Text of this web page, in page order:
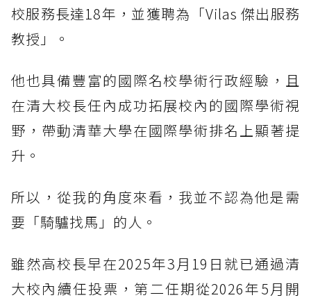
校服務長達18年，並獲聘為「Vilas 傑出服務
教授」。
他也具備豐富的國際名校學術行政經驗，且
在清大校長任內成功拓展校內的國際學術視
野，帶動清華大學在國際學術排名上顯著提
升。
所以，從我的角度來看，我並不認為他是需
要「騎驢找馬」的人。
雖然高校長早在2025年3月19日就已通過清
大校內續任投票，第二任期從2026年5月開